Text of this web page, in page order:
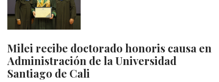
Milei recibe doctorado honoris causa en
Administración de la Universidad
Santiago de Cali